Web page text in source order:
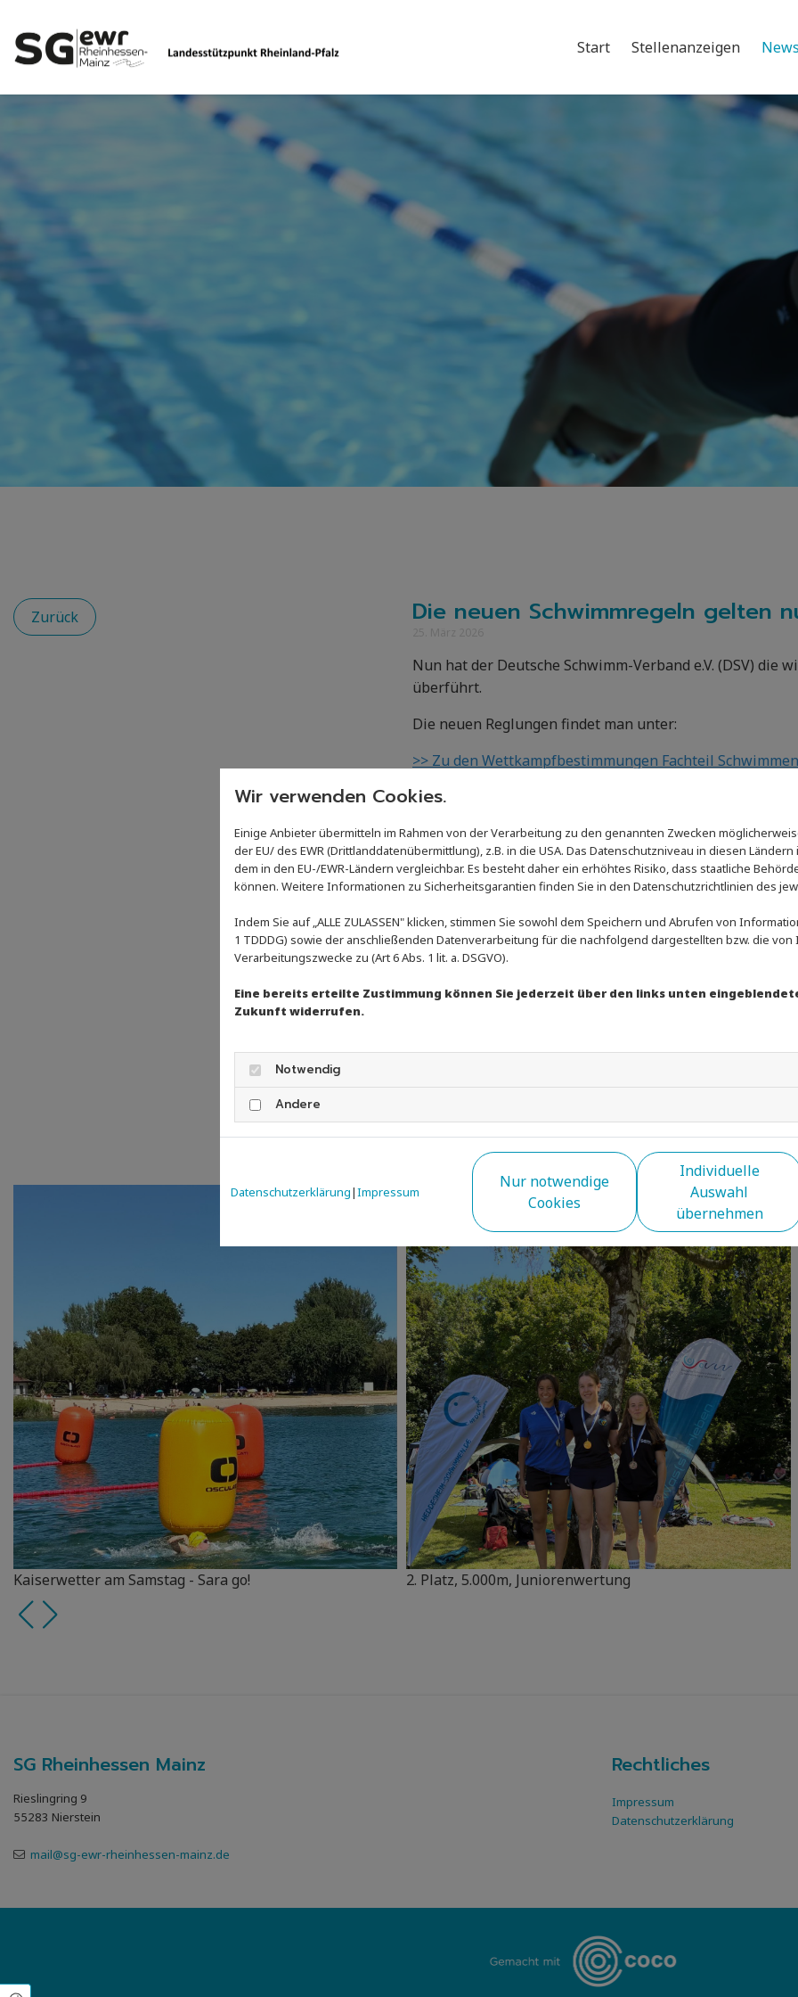
Start Stellenanzeigen News
Zurück Die neuen Schwimmregeln gelten
Nun hat der Deutsche Schwimm-Verband e.V. (DSV)
überführt.
Die neuen Reglungen findet man unter:
>> Zu den Wettkampfbestimmungen Fachteil Schwimmen
Ab sofort wird also auch hierzulande auf 400m Freistil
angepfiffen. Beim Schmetterling und
Rekorde von Startschwimmer*innen in Mixedstaffeln
Anerkennung von deutschen Rekorden der
Die neuen Wettkampfbestimmungen sind mit
Wochenende angewendet werden. Am Sonntag endet
Meisterschaften in Berlin (23. – 26. April). Und der in
die Europameisterschaften in Paris (31. Juli – 16.
ausgetragen werden.
Kaiserwetter am Samstag - Sara go! 2. Platz, 5.000m, Juniorenwertung
SG Rheinhessen Mainz
Rieslingring 9
55283 Nierstein
mail@sg-ewr-rheinhessen-mainz.de
Rechtliches
Impressum
Datenschutzerklärung
Wir verwenden Cookies.
Einige Anbieter übermitteln im Rahmen von der Verarbeitung zu den genannten Zwecken
der EU/ des EWR (Drittlanddatenübermittlung), z.B. in die USA. Das Datenschutzniveau in diesen
dem in den EU-/EWR-Ländern vergleichbar. Es besteht daher ein erhöhtes Risiko, dass staatliche
können. Weitere Informationen zu Sicherheitsgarantien finden Sie in den Datenschutzrichtlinien des
Indem Sie auf „ALLE ZULASSEN" klicken, stimmen Sie sowohl dem Speichern und Abrufen von
1 TDDDG) sowie der anschließenden Datenverarbeitung für die nachfolgend dargestellten bzw. die
Verarbeitungszwecke zu (Art 6 Abs. 1 lit. a. DSGVO).
Eine bereits erteilte Zustimmung können Sie jederzeit über den links unten
Zukunft widerrufen.
Notwendig
Andere
Datenschutzerklärung|Impressum
Nur notwendige
Cookies
Individuelle
Auswahl
übernehmen